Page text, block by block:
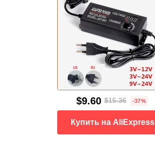
$9.60 $15.36 -37%
Купить на AliExpress